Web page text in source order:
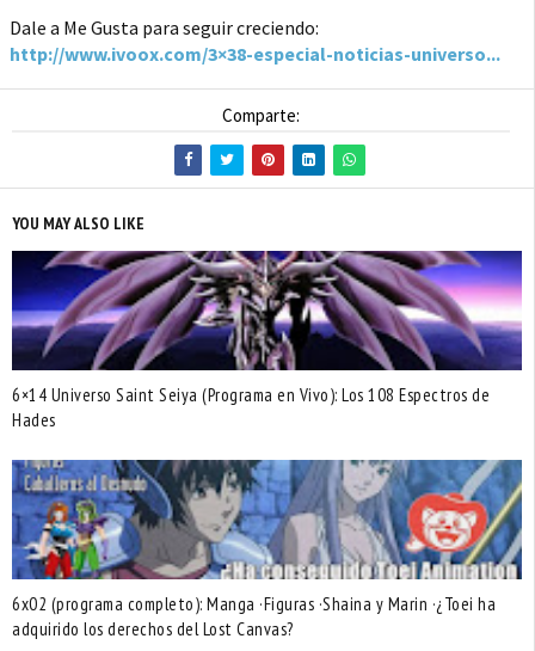
Dale a Me Gusta para seguir creciendo:
http://www.ivoox.com/3×38-especial-noticias-universo...
Comparte:
YOU MAY ALSO LIKE
6×14 Universo Saint Seiya (Programa en Vivo): Los 108 Espectros de
Hades
6x02 (programa completo): Manga ·Figuras ·Shaina y Marin ·¿Toei ha
adquirido los derechos del Lost Canvas?